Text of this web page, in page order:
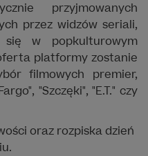
przyjmowanych
przez widzów seriali,
w popkulturowym
platformy zostanie
filmowych premier,
"Szczęki", "E.T." czy
oraz rozpiska dzień